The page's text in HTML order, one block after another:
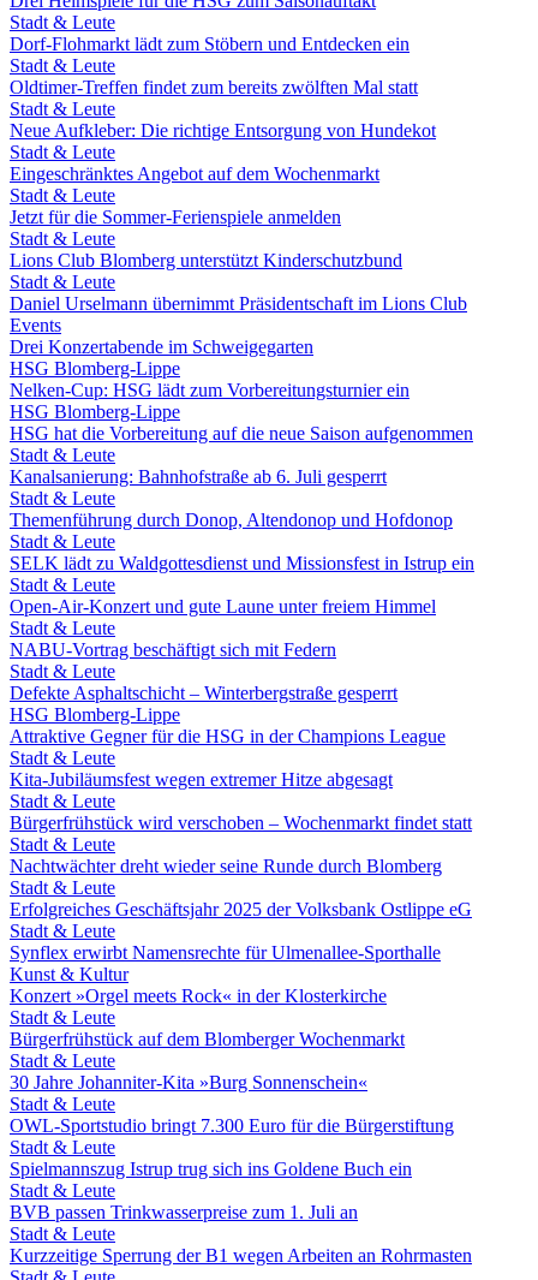
Stadt & Leute
Dorf-Flohmarkt lädt zum Stöbern und Entdecken ein
Stadt & Leute
Oldtimer-Treffen findet zum bereits zwölften Mal statt
Stadt & Leute
Neue Aufkleber: Die richtige Entsorgung von Hundekot
Stadt & Leute
Eingeschränktes Angebot auf dem Wochenmarkt
Stadt & Leute
Jetzt für die Sommer-Ferienspiele anmelden
Stadt & Leute
Lions Club Blomberg unterstützt Kinderschutzbund
Stadt & Leute
Daniel Urselmann übernimmt Präsidentschaft im Lions Club
Events
Drei Konzertabende im Schweigegarten
HSG Blomberg-Lippe
Nelken-Cup: HSG lädt zum Vorbereitungsturnier ein
HSG Blomberg-Lippe
HSG hat die Vorbereitung auf die neue Saison aufgenommen
Stadt & Leute
Kanalsanierung: Bahnhofstraße ab 6. Juli gesperrt
Stadt & Leute
Themenführung durch Donop, Altendonop und Hofdonop
Stadt & Leute
SELK lädt zu Waldgottesdienst und Missionsfest in Istrup ein
Stadt & Leute
Open-Air-Konzert und gute Laune unter freiem Himmel
Stadt & Leute
NABU-Vortrag beschäftigt sich mit Federn
Stadt & Leute
Defekte Asphaltschicht – Winterbergstraße gesperrt
HSG Blomberg-Lippe
Attraktive Gegner für die HSG in der Champions League
Stadt & Leute
Kita-Jubiläumsfest wegen extremer Hitze abgesagt
Stadt & Leute
Bürgerfrühstück wird verschoben – Wochenmarkt findet statt
Stadt & Leute
Nachtwächter dreht wieder seine Runde durch Blomberg
Stadt & Leute
Erfolgreiches Geschäftsjahr 2025 der Volksbank Ostlippe eG
Stadt & Leute
Synflex erwirbt Namensrechte für Ulmenallee-Sporthalle
Kunst & Kultur
Konzert »Orgel meets Rock« in der Klosterkirche
Stadt & Leute
Bürgerfrühstück auf dem Blomberger Wochenmarkt
Stadt & Leute
30 Jahre Johanniter-Kita »Burg Sonnenschein«
Stadt & Leute
OWL-Sportstudio bringt 7.300 Euro für die Bürgerstiftung
Stadt & Leute
Spielmannszug Istrup trug sich ins Goldene Buch ein
Stadt & Leute
BVB passen Trinkwasserpreise zum 1. Juli an
Stadt & Leute
Kurzzeitige Sperrung der B1 wegen Arbeiten an Rohrmasten